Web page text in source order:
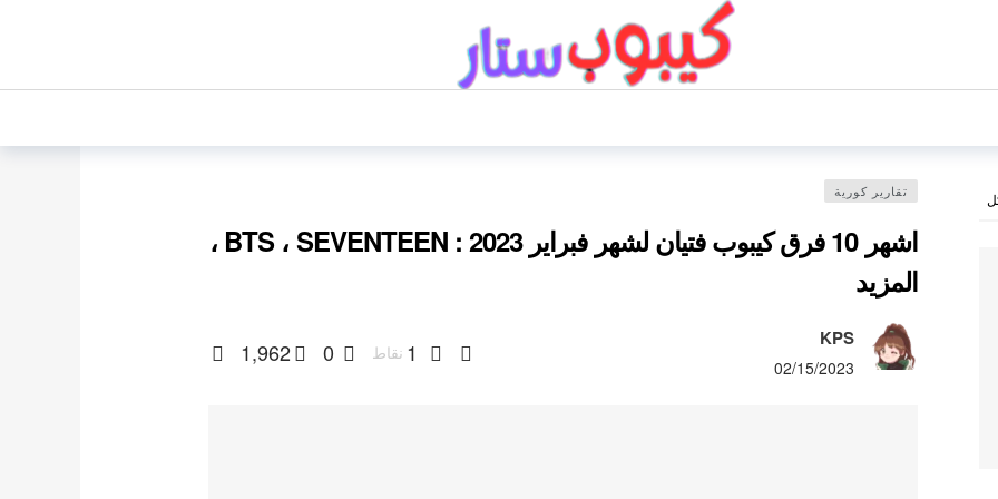
تقارير كورية
اشهر 10 فرق كيبوب فتيان لشهر فبراير 2023 : BTS ، SEVENTEEN ،
المزيد
KPS
02/15/2023
1 نقاط 0
1,962